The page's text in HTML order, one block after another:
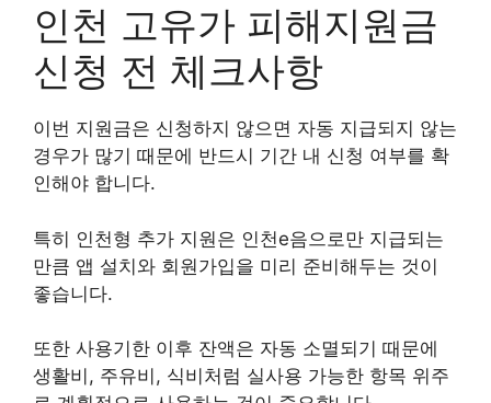
인천 고유가 피해지원금
신청 전 체크사항
이번 지원금은 신청하지 않으면 자동 지급되지 않는
경우가 많기 때문에 반드시 기간 내 신청 여부를 확
인해야 합니다.
특히 인천형 추가 지원은 인천e음으로만 지급되는
만큼 앱 설치와 회원가입을 미리 준비해두는 것이
좋습니다.
또한 사용기한 이후 잔액은 자동 소멸되기 때문에
생활비, 주유비, 식비처럼 실사용 가능한 항목 위주